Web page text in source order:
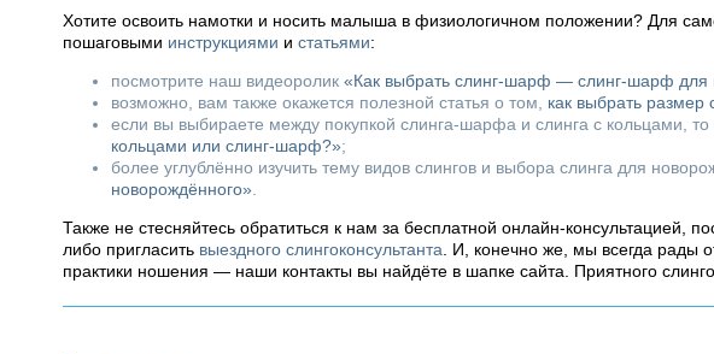
Хотите освоить намотки и носить малыша в физиологичном положении? Для
пошаговыми инструкциями и статьями:
посмотрите наш видеоролик «Как выбрать слинг-шарф — слинг-шарф для
возможно, вам также окажется полезной статья о том, как выбрать размер
если вы выбираете между покупкой слинга-шарфа и слинга с кольцами,
кольцами или слинг-шарф?»;
более углублённо изучить тему видов слингов и выбора слинга для
новорождённого»
Также не стесняйтесь обратиться к нам за бесплатной онлайн-консультацией,
либо пригласить выездного слингоконсультанта . И, конечно же, мы всегда рады
практики ношения — наши контакты вы найдёте в шапке сайта. Приятного